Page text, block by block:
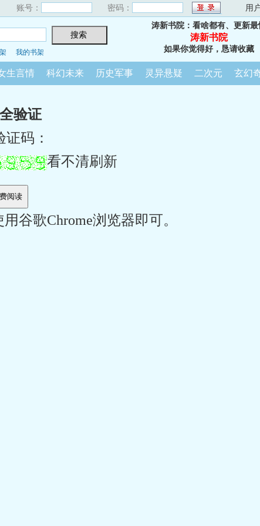
账号： 密码： 用
我的书架
涛新书院：看啥都有、更新最
涛新书院
如果你觉得好，恳请收藏
生言情 科幻未来 历史军事 灵异悬疑 二次元 玄幻
验证
码：
看不清刷新
谷歌Chrome浏览器即可。